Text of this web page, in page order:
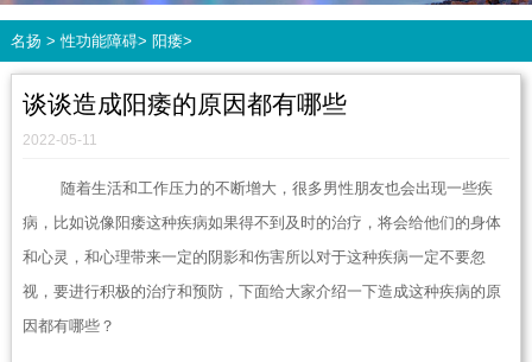
名扬 >性功能障碍> 阳痿>
谈谈造成阳痿的原因都有哪些
2022-05-11
随着生活和工作压力的不断增大，很多男性朋友也会出现一些疾
病，比如说像阳痿这种疾病如果得不到及时的治疗，将会给他们的身体
和心灵，和心理带来一定的阴影和伤害所以对于这种疾病一定不要忽
视，要进行积极的治疗和预防，下面给大家介绍一下造成这种疾病的原
因都有哪些？